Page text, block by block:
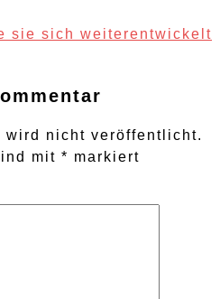
sie sich weiterentwickelt
wird nicht veröffentlicht.
mit * markiert